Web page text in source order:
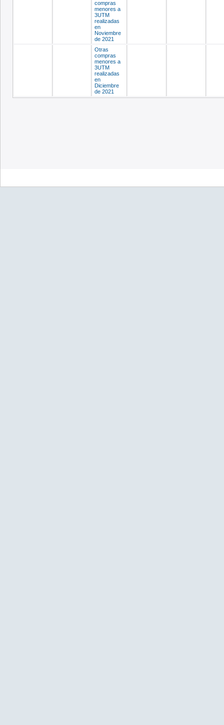
compras
menores a
3UTM
realizadas
en
Noviembre
de 2021
Otras
compras
menores a
3UTM
realizadas
en
Diciembre
de 2021